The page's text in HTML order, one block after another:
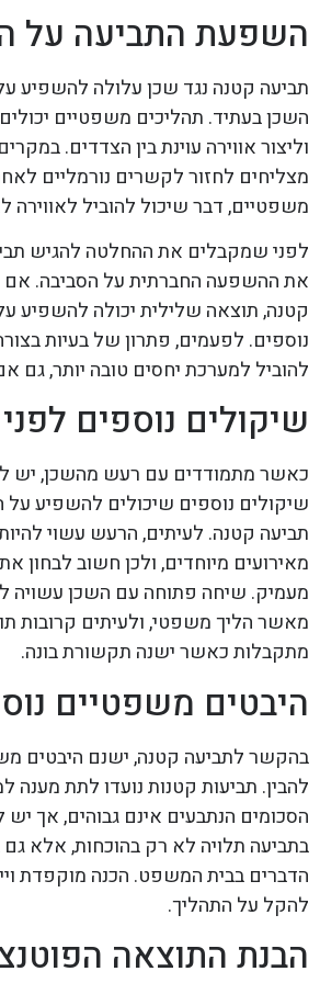
השפעת התביעה על
תביעה קטנה נגד שכן עלולה להשפיע
השכן בעתיד. תהליכים משפטיים
וליצור אווירה עוינת בין הצדדים.
מצליחים לחזור לקשרים נורמליים
משפטיים, דבר שיכול להוביל לאווירה
לפני שמקבלים את ההחלטה להגיש
את ההשפעה החברתית על הסביבה. אם
קטנה, תוצאה שלילית יכולה להשפיע
נוספים. לפעמים, פתרון של בעיות
להוביל למערכת יחסים טובה יותר, גם
שיקולים נוספים
כאשר מתמודדים עם רעש מהשכן, יש
שיקולים נוספים שיכולים להשפיע
תביעה קטנה. לעיתים, הרעש עשוי להיות
מאירועים מיוחדים, ולכן חשוב לבחון
מעמיק. שיחה פתוחה עם השכן עשויה
מאשר הליך משפטי, ולעיתים קרובות
מתקבלות כאשר ישנה תקשורת בונה.
היבטים משפטיים
בהקשר לתביעה קטנה, ישנם היבטים
להבין. תביעות קטנות נועדו לתת מענה
הסכומים הנתבעים אינם גבוהים, אך יש
בתביעה תלויה לא רק בהוכחות, אלא גם
הדברים בבית המשפט. הכנה מוקפדת
להקל על התהליך.
הבנת התוצאה